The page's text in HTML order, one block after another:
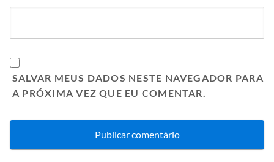
SALVAR MEUS DADOS NESTE NAVEGADOR PARA
A PRÓXIMA VEZ QUE EU COMENTAR.